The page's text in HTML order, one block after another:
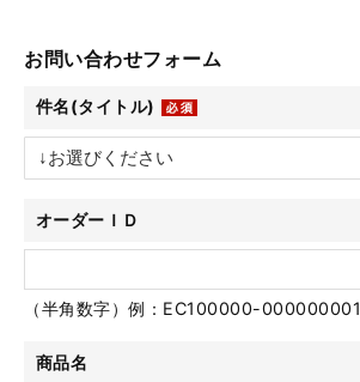
お問い合わせフォーム
件名(タイトル)
オーダーＩＤ
（半角数字）例：EC100000-000000001
商品名